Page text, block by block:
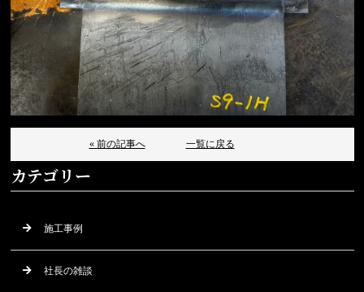
« 前の記事へ 一覧に戻る
カテゴリー
施工事例
社長の雑談